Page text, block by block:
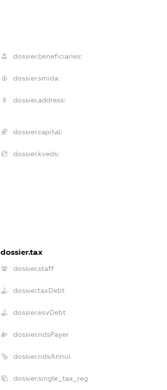
dossier.beneficiaries:
dossier.smida:
dossier.address:
dossier.capital:
dossier.kveds:
dossier.tax
dossier.staff
dossier.taxDebt
dossier.esvDebt
dossier.ndsPayer
dossier.ndsAnnul
dossier.single_tax_reg